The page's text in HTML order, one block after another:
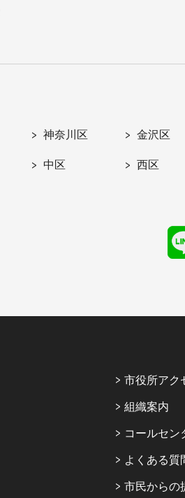
神奈川区 金沢区
中区 西区
市役所アク
組織案内
コールセン
よくある質
市民からの